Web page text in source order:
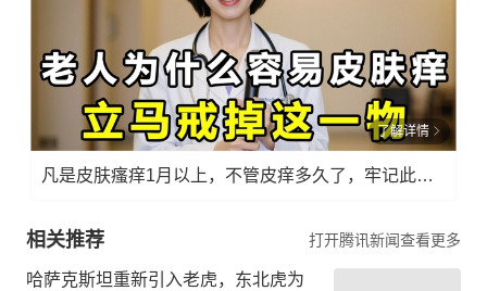
了解详情
凡是皮肤瘙痒1月以上，不管皮痒多久了，牢记此法，快！准！狠！
相关推荐 打开腾讯新闻查看更多
哈萨克斯坦重新引入老虎，东北虎为